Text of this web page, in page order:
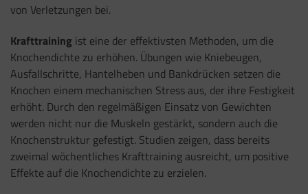
von Verletzungen bei.
Krafttraining ist eine der effektivsten Methoden, um die
Knochendichte zu erhöhen. Übungen wie Kniebeugen,
Ausfallschritte, Hantelheben und Bankdrücken setzen die
Knochen einem mechanischen Stress aus, der ihre Festigkeit
erhöht. Durch den regelmäßigen Einsatz von Gewichten
werden nicht nur die Muskeln gestärkt, sondern auch die
Knochenstruktur gefestigt. Studien zeigen, dass bereits
zweimal wöchentliches Krafttraining ausreicht, um positive
Effekte auf die Knochendichte zu erzielen.